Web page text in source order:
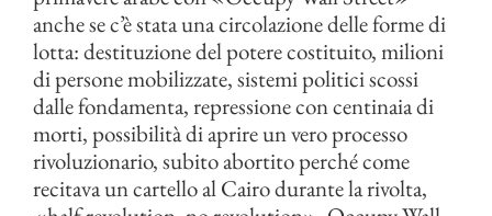
anche se c’è stata una circolazione delle forme di
lotta: destituzione del potere costituito, milioni
di persone mobilizzate, sistemi politici scossi
dalle fondamenta, repressione con centinaia di
morti, possibilità di aprire un vero processo
rivoluzionario, subito abortito perché come
recitava un cartello al Cairo durante la rivolta,